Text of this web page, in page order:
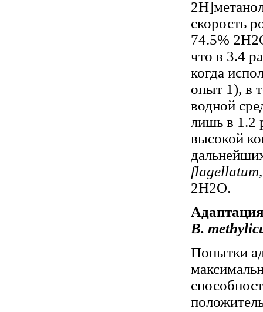
скорость
74.5%
что в 3.4
когда
опыт 1), в
водной
лишь в 1.2
высокой
2H2О.
B.
Попытки